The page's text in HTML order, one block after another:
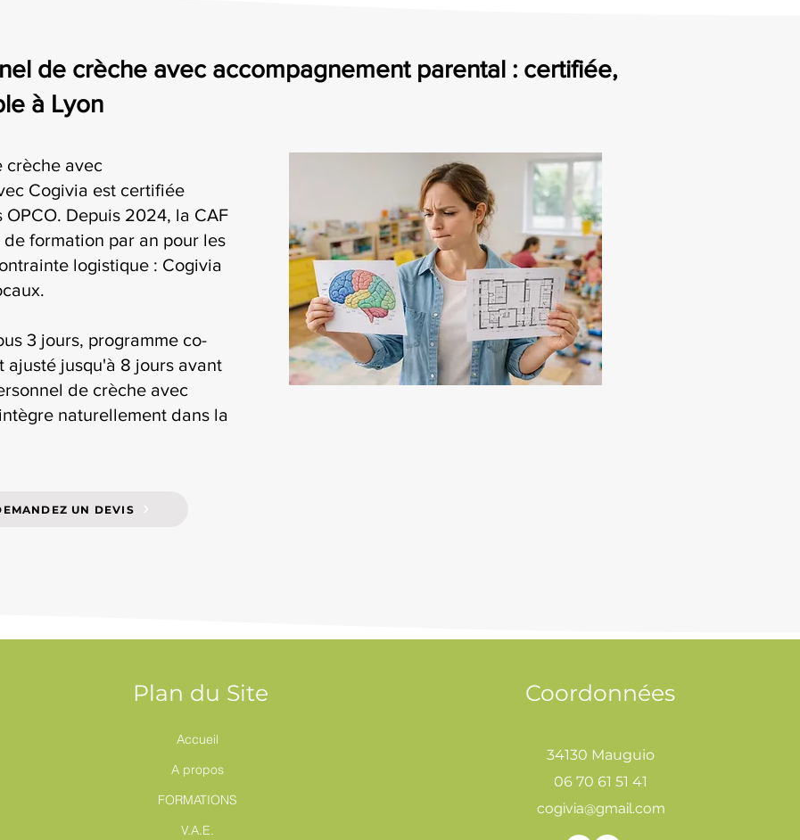
de crèche avec accompagnement parental : certifiée,
à Lyon
crèche avec
Cogivia est certifiée
Depuis 2024, la CAF
formation par an pour les
logistique : Cogivia
3 jours, programme co-
ajusté jusqu'à 8 jours avant
de crèche avec
naturellement dans la
UN DEVIS
Plan du Site
Accueil
A propos
FORMATIONS
V.A.E.
Coordonnées
34130 Mauguio
06 70 61 51 41
cogivia@gmail.com